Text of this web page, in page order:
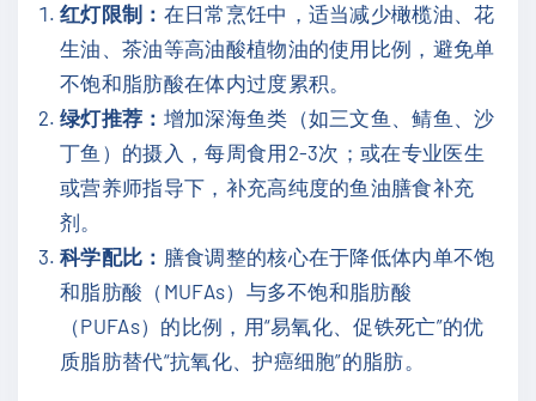
红灯限制： 在日常烹饪中，适当减少橄榄油、花
生油、茶油等高油酸植物油的使用比例，避免单
不饱和脂肪酸在体内过度累积。
绿灯推荐： 增加深海鱼类（如三文鱼、鲭鱼、沙
丁鱼）的摄入，每周食用2-3次；或在专业医生
或营养师指导下，补充高纯度的鱼油膳食补充
剂。
科学配比： 膳食调整的核心在于降低体内单不饱
和脂肪酸（MUFAs）与多不饱和脂肪酸
（PUFAs）的比例，用“易氧化、促铁死亡”的优
质脂肪替代“抗氧化、护癌细胞”的脂肪。